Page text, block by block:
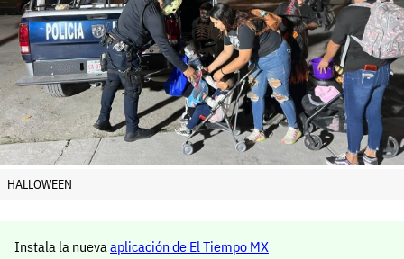
HALLOWEEN
Instala la nueva aplicación de El Tiempo MX